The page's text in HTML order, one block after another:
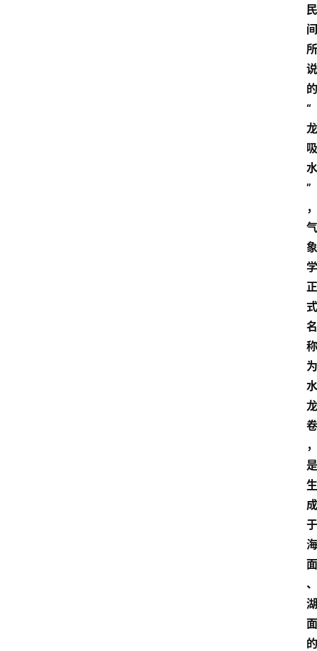
民
间
所
说
的
“
龙
吸
水
”
，
气
象
学
正
式
名
称
为
水
龙
卷
，
是
生
成
于
海
面
、
湖
面
的